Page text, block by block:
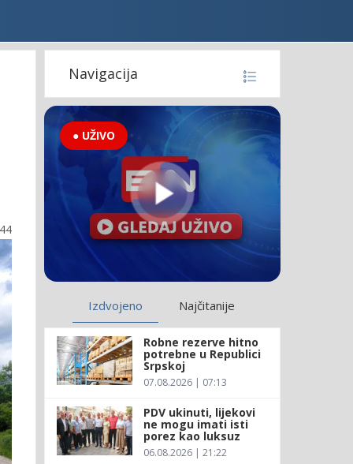
Navigacija
● UŽIVO
Izdvojeno Najčitanije
Robne rezerve hitno
potrebne u Republici
Srpskoj
07.08.2026 | 07:13
PDV ukinuti, lijekovi
ne mogu imati isti
porez kao luksuz
06.08.2026 | 21:22